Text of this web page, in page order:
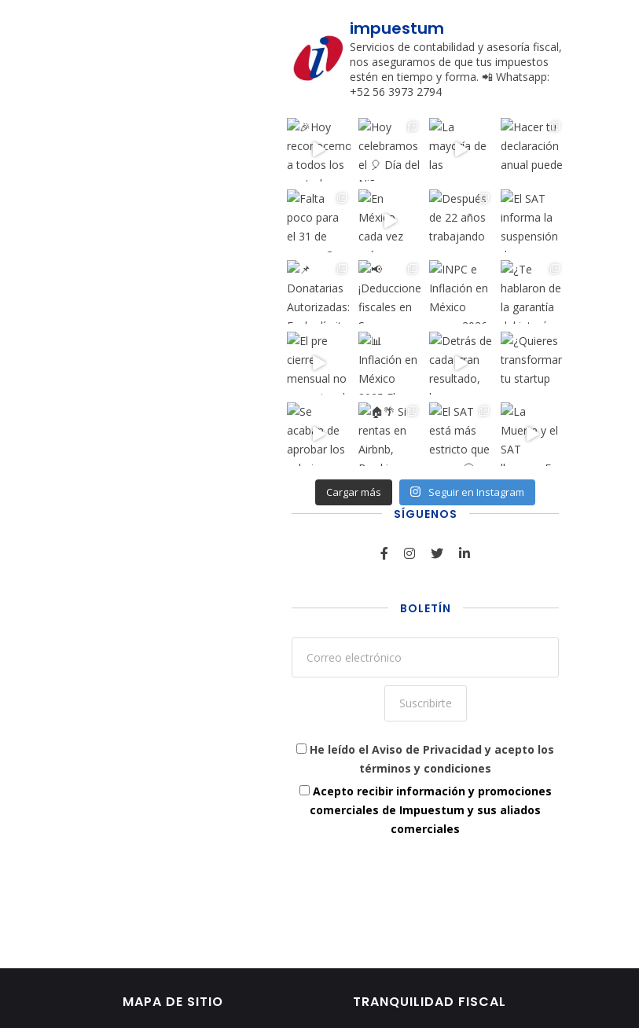
impuestum
Servicios de contabilidad y asesoría fiscal,
nos aseguramos de que tus impuestos
estén en tiempo y forma. 📲 Whatsapp:
+52 56 3973 2794
Cargar más Seguir en Instagram
SÍGUENOS
BOLETÍN
He leído el Aviso de Privacidad y acepto los
términos y condiciones
Acepto recibir información y promociones
comerciales de Impuestum y sus aliados
comerciales
MAPA DE SITIO TRANQUILIDAD FISCAL